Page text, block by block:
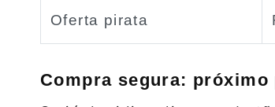
Oferta pirata
Compra segura: próximo